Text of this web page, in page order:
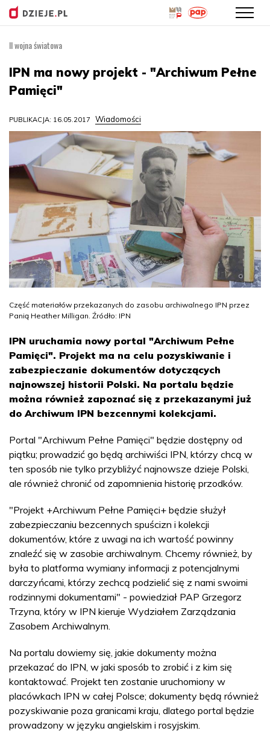
treści
II wojna światowa
IPN ma nowy projekt - "Archiwum Pełne
Pamięci"
PUBLIKACJA: 16.05.2017 Wiadomości
Część materiałów przekazanych do zasobu archiwalnego IPN przez
Panią Heather Milligan. Źródło: IPN
IPN uruchamia nowy portal "Archiwum Pełne
Pamięci". Projekt ma na celu pozyskiwanie i
zabezpieczanie dokumentów dotyczących
najnowszej historii Polski. Na portalu będzie
można również zapoznać się z przekazanymi już
do Archiwum IPN bezcennymi kolekcjami.
Portal "Archiwum Pełne Pamięci" będzie dostępny od
piątku; prowadzić go będą archiwiści IPN, którzy chcą w
ten sposób nie tylko przybliżyć najnowsze dzieje Polski,
ale również chronić od zapomnienia historię przodków.
"Projekt +Archiwum Pełne Pamięci+ będzie służył
zabezpieczaniu bezcennych spuścizn i kolekcji
dokumentów, które z uwagi na ich wartość powinny
znaleźć się w zasobie archiwalnym. Chcemy również, by
była to platforma wymiany informacji z potencjalnymi
darczyńcami, którzy zechcą podzielić się z nami swoimi
rodzinnymi dokumentami" - powiedział PAP Grzegorz
Trzyna, który w IPN kieruje Wydziałem Zarządzania
Zasobem Archiwalnym.
Na portalu dowiemy się, jakie dokumenty można
przekazać do IPN, w jaki sposób to zrobić i z kim się
kontaktować. Projekt ten zostanie uruchomiony w
placówkach IPN w całej Polsce; dokumenty będą również
pozyskiwanie poza granicami kraju, dlatego portal będzie
prowadzony w języku angielskim i rosyjskim.